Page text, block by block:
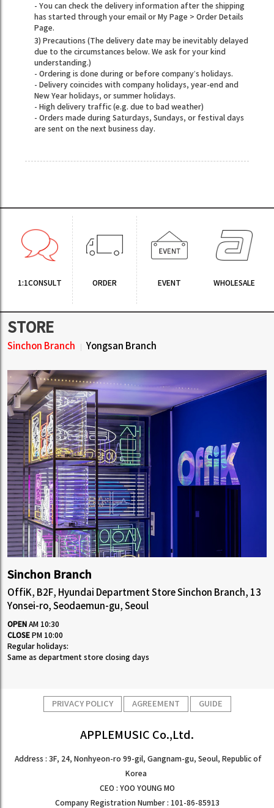
- You can check the delivery information after the shipping
has started through your email or My Page > Order Details
Page.
3) Precautions (The delivery date may be inevitably delayed
due to the circumstances below. We ask for your kind
understanding.)
- Ordering is done during or before company’s holidays.
- Delivery coincides with company holidays, year-end and
New Year holidays, or summer holidays.
- High delivery traffic (e.g. due to bad weather)
- Orders made during Saturdays, Sundays, or festival days
are sent on the next business day.
1:1CONSULT ORDER EVENT WHOLESALE
STORE
Sinchon Branch Yongsan Branch
Sinchon Branch
OffiK, B2F, Hyundai Department Store Sinchon Branch, 13
Yonsei-ro, Seodaemun-gu, Seoul
OPEN AM 10:30
CLOSE PM 10:00
Regular holidays:
Same as department store closing days
PRIVACY POLICY AGREEMENT GUIDE
APPLEMUSIC Co.,Ltd.
Address : 3F, 24, Nonhyeon-ro 99-gil, Gangnam-gu, Seoul, Republic of
Korea
CEO : YOO YOUNG MO
Company Registration Number : 101-86-85913